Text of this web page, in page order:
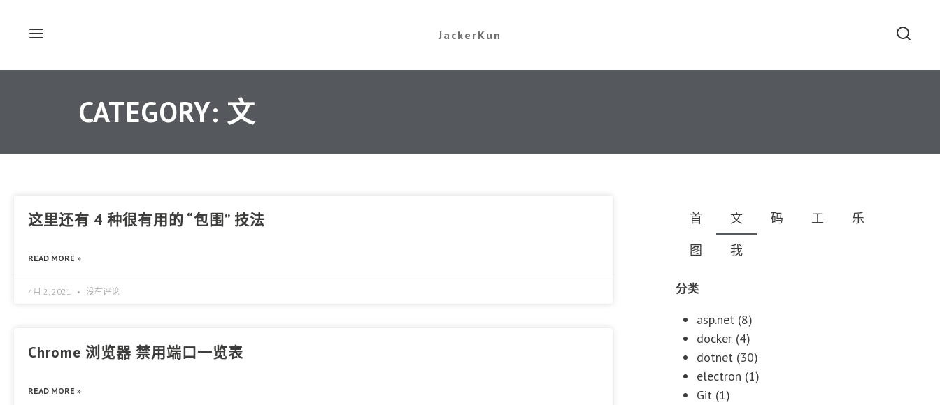
JackerKun
CATEGORY: 文
这里还有 4 种很有用的 “包围” 技法
READ MORE »
4月 2, 2021 没有评论
Chrome 浏览器 禁用端口一览表
READ MORE »
首 文 码 工
乐
图
我
分类
asp.net(8)
docker(4)
dotnet(30)
electron (1)
Git(1)